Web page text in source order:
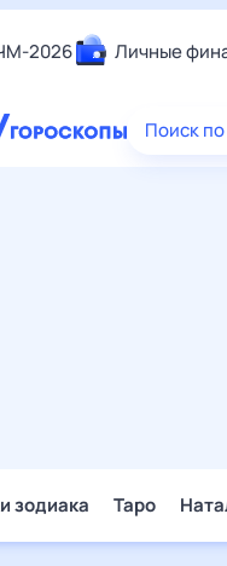
2026 Личные
Поиск
зодиака Таро